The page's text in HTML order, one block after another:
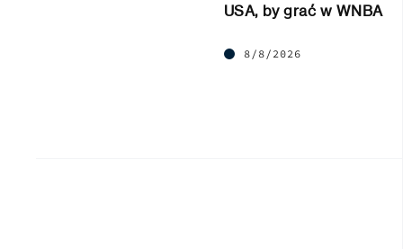
USA, by grać w WNBA
8/8/2026